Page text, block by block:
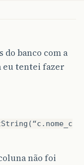
banco com a
eu tentei fazer
não foi